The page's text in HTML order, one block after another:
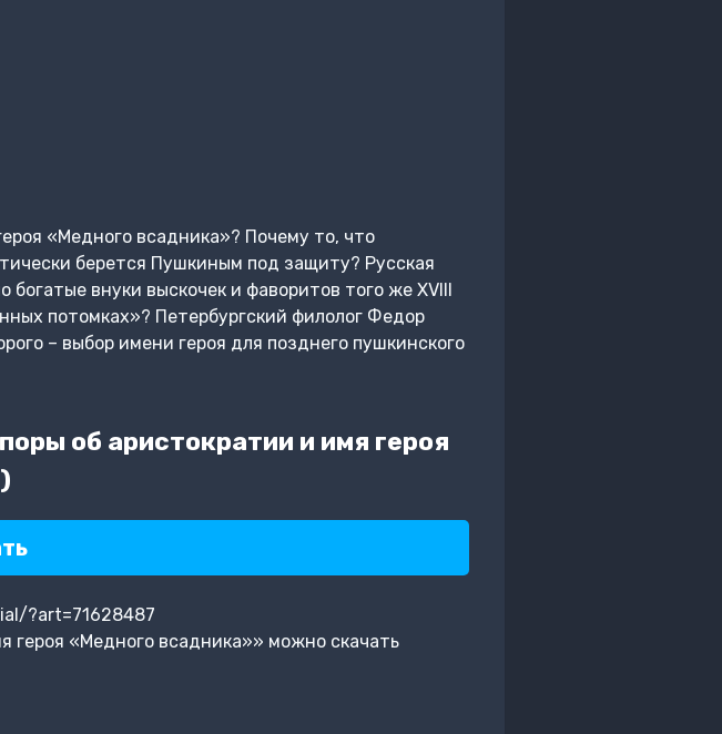
«Медного всадника»? Почему то, что
берется Пушкиным под защиту? Русская
внуки выскочек и фаворитов того же XVIII
потомках»? Петербургский филолог Федор
– выбор имени героя для позднего пушкинского
об аристократии и имя героя
?art=71628487
героя «Медного всадника»» можно скачать